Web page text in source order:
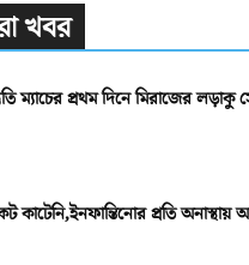
খবর
ম্যাচের প্রথম দিনে মিরাজের লড়াকু
কাটেনি,ইনফান্তিনোর প্রতি